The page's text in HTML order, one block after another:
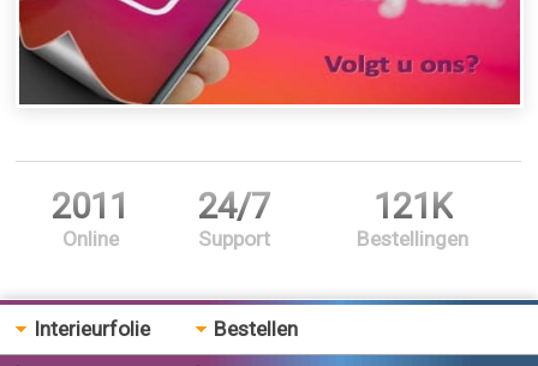
2011
Online
24/7
Support
121K
Bestellingen
Interieurfolie Bestellen